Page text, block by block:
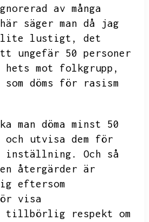
av många
säger man då jag
lite lustigt,
det
ungefär 50 personer
hets mot folkgrupp,
döms för rasism
man döma minst 50
och utvisa dem för
inställning.
Och så
återgärder är
eftersom
visa
tillbörlig respekt om